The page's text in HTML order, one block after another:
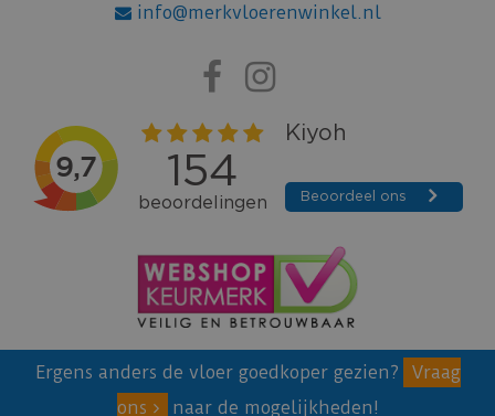
info@merkvloerenwinkel.nl
Ergens anders de vloer goedkoper gezien?
Vraag
ons
naar de mogelijkheden!